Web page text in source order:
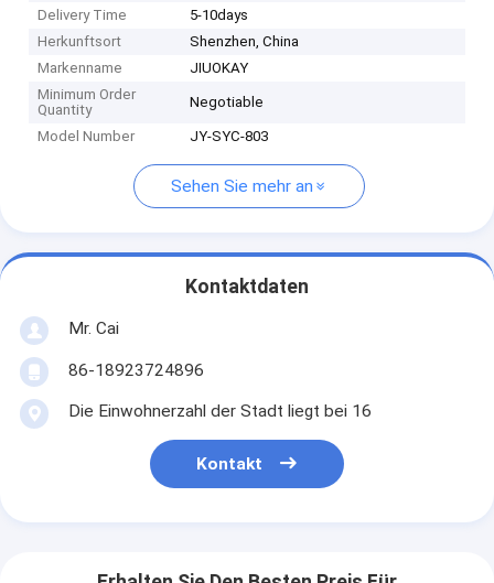
Delivery Time
5-10days
Herkunftsort
Shenzhen, China
Markenname
JIUOKAY
Minimum Order
Quantity
Negotiable
Model Number JY-SYC-803
Sehen Sie mehr an
Kontaktdaten
Mr. Cai
86-18923724896
Die Einwohnerzahl der Stadt liegt bei 16
Kontakt